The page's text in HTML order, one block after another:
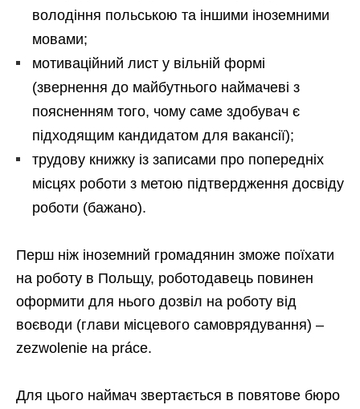
володіння польською та іншими іноземними
мовами;
мотиваційний лист у вільній формі
(звернення до майбутнього наймачеві з
поясненням того, чому саме здобувач є
підходящим кандидатом для вакансії);
трудову книжку із записами про попередніх
місцях роботи з метою підтвердження досвіду
роботи (бажано).
Перш ніж іноземний громадянин зможе поїхати
на роботу в Польщу, роботодавець повинен
оформити для нього дозвіл на роботу від
воєводи (глави місцевого самоврядування) –
zezwolenie на práce.
Для цього наймач звертається в повятове бюро